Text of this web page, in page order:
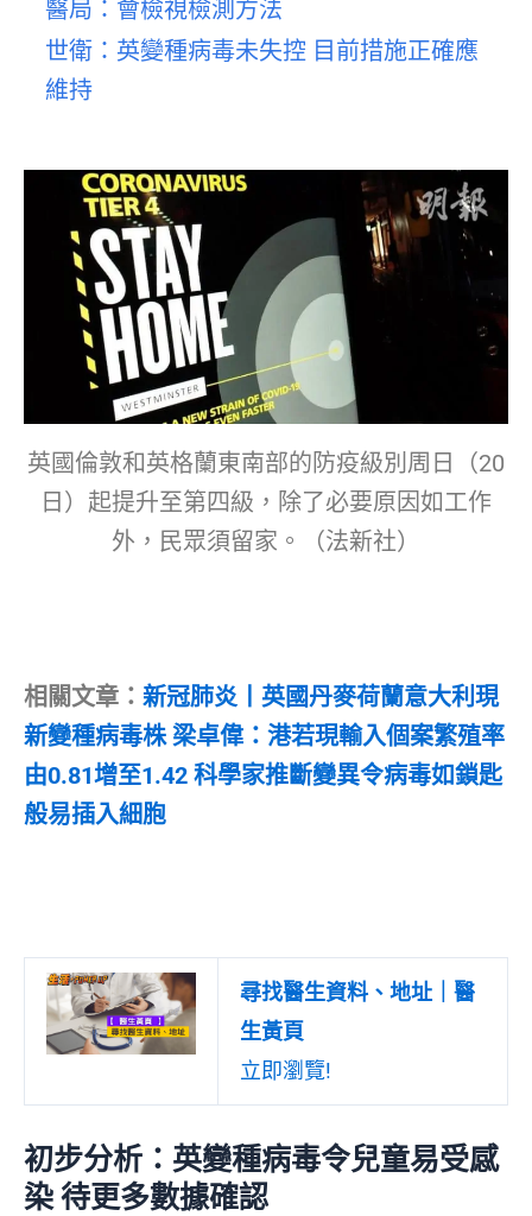
醫局：會檢視檢測方法
世衛：英變種病毒未失控 目前措施正確應
維持
英國倫敦和英格蘭東南部的防疫級別周日（20
日）起提升至第四級，除了必要原因如工作
外，民眾須留家。（法新社）
相關文章： 新冠肺炎丨英國丹麥荷蘭意大利現
新變種病毒株 梁卓偉：港若現輸入個案繁殖率
由0.81增至1.42 科學家推斷變異令病毒如鎖匙
般易插入細胞
尋找醫生資料、地址｜醫
生黃頁
立即瀏覽!
初步分析：英變種病毒令兒童易受感
染 待更多數據確認